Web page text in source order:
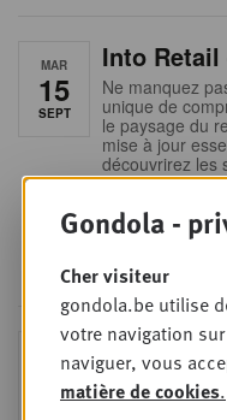
MAR
15
SEPT
Into
Ne manquez
unique de
le paysage du
mise à jour
découvrirez les
principaux
des shoppers
insights
24
SEPT
Sales &
2026
Sales & Nego
Gondola -
Cher visiteur
gondola.be utilise
votre navigation
naviguer, vous
matière de cookies.